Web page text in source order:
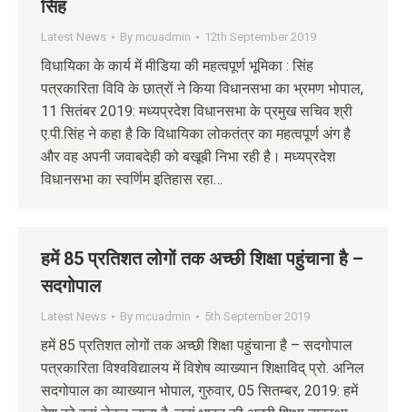
सिंह
Latest News By mcuadmin 12th September 2019
विधायिका के कार्य में मीडिया की महत्‍वपूर्ण भूमिका : सिंह
पत्रकारिता विवि के छात्रों ने किया विधानसभा का भ्रमण भोपाल,
11 सितंबर 2019: मध्‍यप्रदेश विधानसभा के प्रमुख सचिव श्री
ए.पी.सिंह ने कहा है कि विधायिका लोकतंत्र का महत्‍वपूर्ण अंग है
और वह अपनी जवाबदेही को बखूबी निभा रही है। मध्‍यप्रदेश
विधानसभा का स्‍वर्णिम इतिहास रहा…
हमें 85 प्रतिशत लोगों तक अच्छी शिक्षा पहुंचाना है –
सदगोपाल
Latest News By mcuadmin 5th September 2019
हमें 85 प्रतिशत लोगों तक अच्छी शिक्षा पहुंचाना है – सदगोपाल
पत्रकारिता विश्वविद्यालय में विशेष व्याख्यान शिक्षाविद् प्रो. अनिल
सदगोपाल का व्याख्यान भोपाल, गुरुवार, 05 सितम्‍बर, 2019: हमें